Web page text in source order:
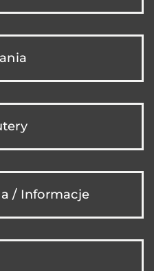
/ Informacje